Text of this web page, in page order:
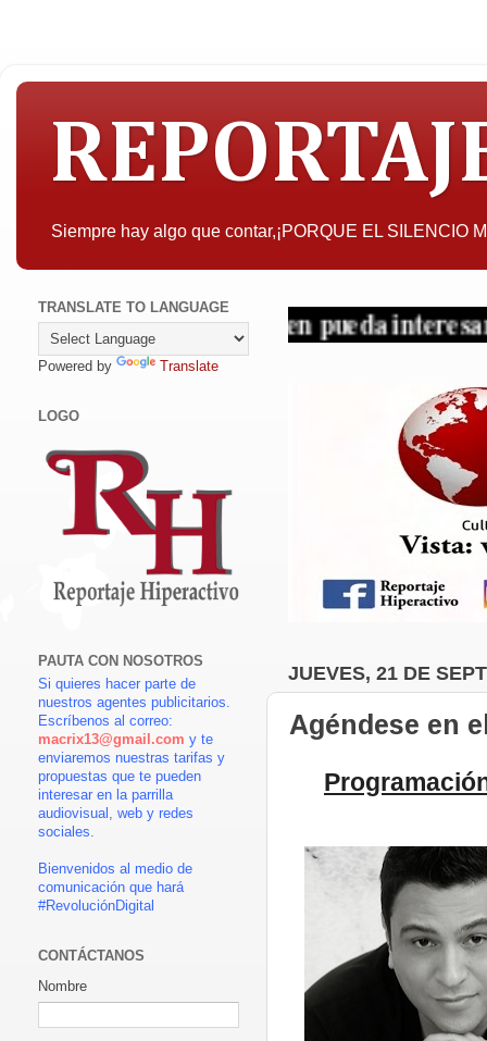
Siempre hay algo que contar,¡PORQUE EL SILENCIO
A quien pueda interesar, la
JUEVES, 21 DE
Agéndese en
TRANSLATE TO LANGUAGE
Powered by Translate
LOGO
PAUTA CON NOSOTROS
Si quieres hacer parte de
nuestros agentes publicitarios.
Escríbenos al correo:
macrix13@gmail.com y te
enviaremos nuestras tarifas y
propuestas que te pueden
interesar en la parrilla
audiovisual, web y redes
sociales.
Bienvenidos al medio de
comunicación que hará
#RevoluciónDigital
CONTÁCTANOS
Nombre